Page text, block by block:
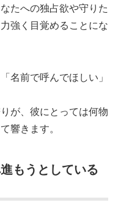
たへの独占欲や守りた
強く目覚めることにな
名前で呼んでほしい」
が、彼にとっては何物
響きます。
もうとしている